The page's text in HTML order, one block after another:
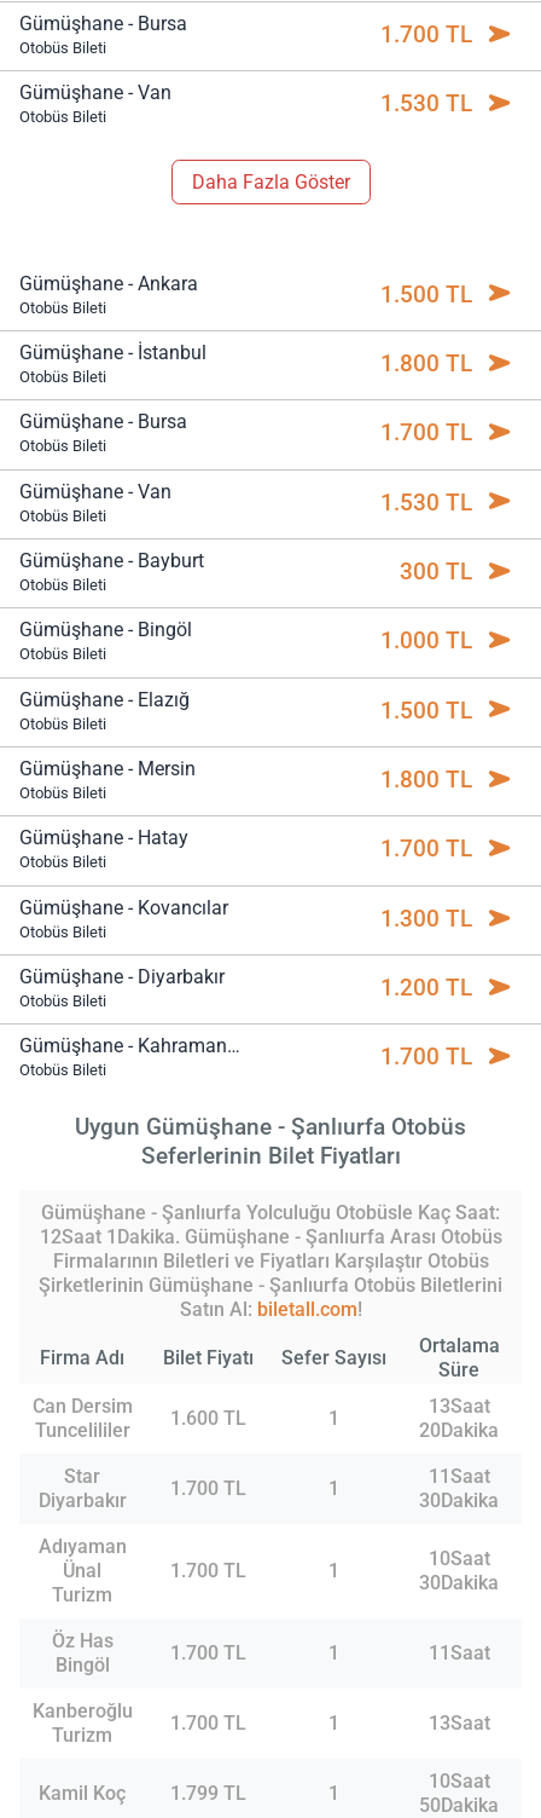
Gümüşhane - Bursa
Otobüs Bileti 1.700 TL
Gümüşhane - Van
Otobüs Bileti 1.530 TL
Daha Fazla Göster
Gümüşhane - Ankara
Otobüs Bileti 1.500 TL
Gümüşhane - İstanbul
Otobüs Bileti 1.800 TL
Gümüşhane - Bursa
Otobüs Bileti 1.700 TL
Gümüşhane - Van
Otobüs Bileti 1.530 TL
Gümüşhane - Bayburt
Otobüs Bileti 300 TL
Gümüşhane - Bingöl
Otobüs Bileti 1.000 TL
Gümüşhane - Elazığ
Otobüs Bileti 1.500 TL
Gümüşhane - Mersin
Otobüs Bileti 1.800 TL
Gümüşhane - Hatay
Otobüs Bileti 1.700 TL
Gümüşhane - Kovancılar
Otobüs Bileti 1.300 TL
Gümüşhane - Diyarbakır
Otobüs Bileti 1.200 TL
Gümüşhane - Kahramanmaraş
Otobüs Bileti 1.700 TL
Uygun Gümüşhane - Şanlıurfa Otobüs
Seferlerinin Bilet Fiyatları
Gümüşhane - Şanlıurfa Yolculuğu Otobüsle Kaç Saat:
12Saat 1Dakika. Gümüşhane - Şanlıurfa Arası Otobüs
Firmalarının Biletleri ve Fiyatları Karşılaştır Otobüs
Şirketlerinin Gümüşhane - Şanlıurfa Otobüs Biletlerini
Satın Al: biletall.com!
Firma Adı Bilet Fiyatı Sefer Sayısı
Ortalama
Süre
Can Dersim
Tuncelililer
1.600 TL 1
13Saat
20Dakika
Star
Diyarbakır
1.700 TL 1
11Saat
30Dakika
Adıyaman
Ünal
Turizm
1.700 TL 1
10Saat
30Dakika
Öz Has
Bingöl
1.700 TL 1 11Saat
Kanberoğlu
Turizm
1.700 TL 1 13Saat
Kamil Koç 1.799 TL 1
10Saat
50Dakika